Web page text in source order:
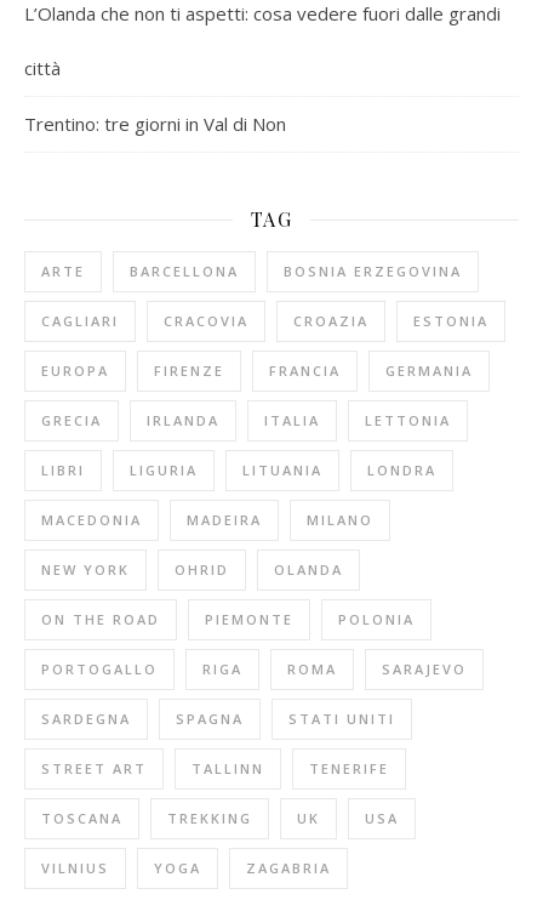
L’Olanda che non ti aspetti: cosa vedere fuori dalle grandi
città
Trentino: tre giorni in Val di Non
TAG
ARTE BARCELLONA BOSNIA ERZEGOVINA
CAGLIARI CRACOVIA CROAZIA ESTONIA
EUROPA FIRENZE FRANCIA GERMANIA
GRECIA IRLANDA ITALIA LETTONIA
LIBRI LIGURIA LITUANIA LONDRA
MACEDONIA MADEIRA MILANO
NEW YORK OHRID OLANDA
ON THE ROAD PIEMONTE POLONIA
PORTOGALLO RIGA ROMA SARAJEVO
SARDEGNA SPAGNA STATI UNITI
STREET ART TALLINN TENERIFE
TOSCANA TREKKING UK USA
VILNIUS YOGA ZAGABRIA